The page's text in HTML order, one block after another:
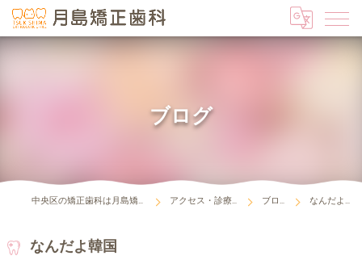
ブログ
中央区の矯正歯科は月島矯正歯科 アクセス・診療時間 ブログ なんだよ韓国
なんだよ韓国